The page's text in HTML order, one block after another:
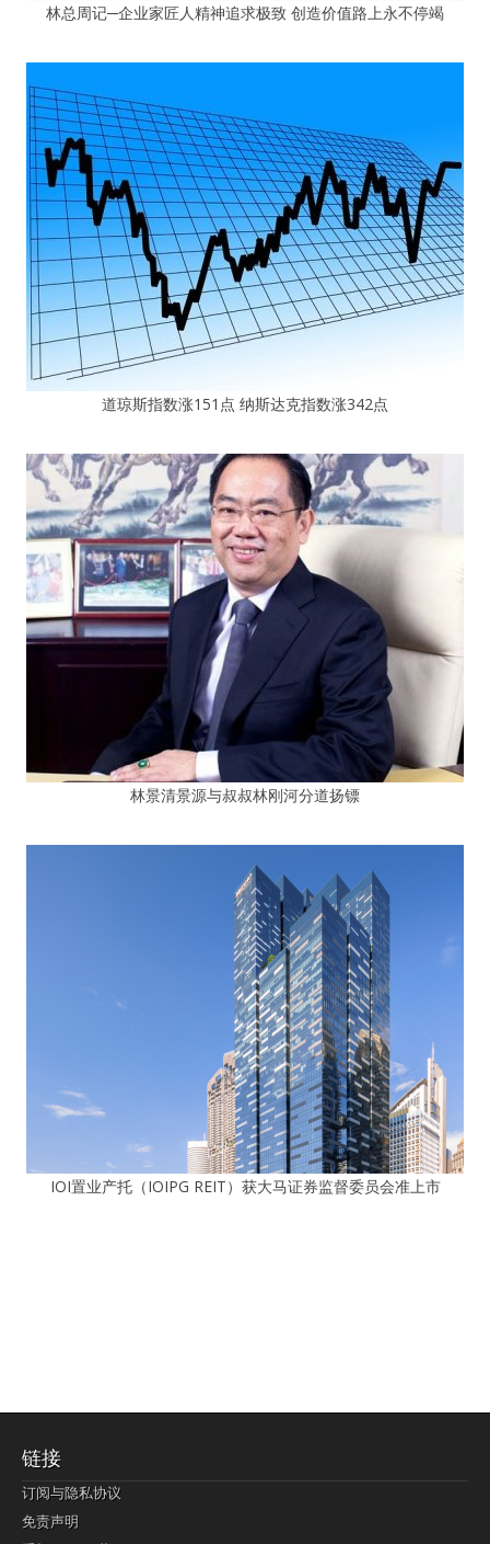
林总周记─企业家匠人精神追求极致 创造价值路上永不停竭
道琼斯指数涨151点 纳斯达克指数涨342点
林景清景源与叔叔林刚河分道扬镖
IOI置业产托（IOIPG REIT）获大马证券监督委员会准上市
链接
订阅与隐私协议
免责声明